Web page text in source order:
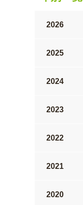
2026
2025
2024
2023
2022
2021
2020